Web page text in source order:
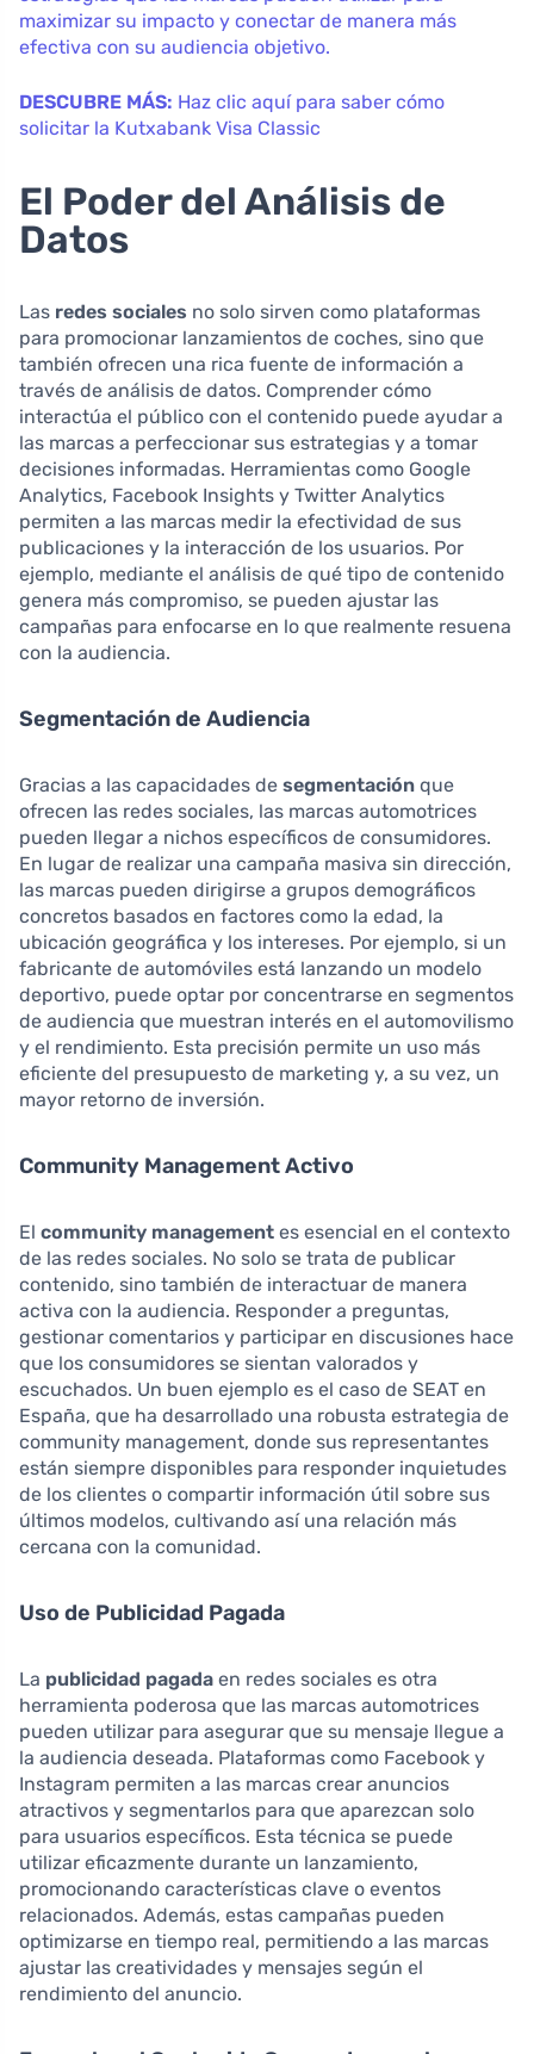
maximizar su impacto y conectar de manera más
efectiva con su audiencia objetivo.
DESCUBRE MÁS: Haz clic aquí para saber cómo
solicitar la Kutxabank Visa Classic
El Poder del Análisis de
Datos
Las redes sociales no solo sirven como plataformas
para promocionar lanzamientos de coches, sino que
también ofrecen una rica fuente de información a
través de análisis de datos. Comprender cómo
interactúa el público con el contenido puede ayudar a
las marcas a perfeccionar sus estrategias y a tomar
decisiones informadas. Herramientas como Google
Analytics, Facebook Insights y Twitter Analytics
permiten a las marcas medir la efectividad de sus
publicaciones y la interacción de los usuarios. Por
ejemplo, mediante el análisis de qué tipo de contenido
genera más compromiso, se pueden ajustar las
campañas para enfocarse en lo que realmente resuena
con la audiencia.
Segmentación de Audiencia
Gracias a las capacidades de segmentación que
ofrecen las redes sociales, las marcas automotrices
pueden llegar a nichos específicos de consumidores.
En lugar de realizar una campaña masiva sin dirección,
las marcas pueden dirigirse a grupos demográficos
concretos basados en factores como la edad, la
ubicación geográfica y los intereses. Por ejemplo, si un
fabricante de automóviles está lanzando un modelo
deportivo, puede optar por concentrarse en segmentos
de audiencia que muestran interés en el automovilismo
y el rendimiento. Esta precisión permite un uso más
eficiente del presupuesto de marketing y, a su vez, un
mayor retorno de inversión.
Community Management Activo
El community management es esencial en el contexto
de las redes sociales. No solo se trata de publicar
contenido, sino también de interactuar de manera
activa con la audiencia. Responder a preguntas,
gestionar comentarios y participar en discusiones hace
que los consumidores se sientan valorados y
escuchados. Un buen ejemplo es el caso de SEAT en
España, que ha desarrollado una robusta estrategia de
community management, donde sus representantes
están siempre disponibles para responder inquietudes
de los clientes o compartir información útil sobre sus
últimos modelos, cultivando así una relación más
cercana con la comunidad.
Uso de Publicidad Pagada
La publicidad pagada en redes sociales es otra
herramienta poderosa que las marcas automotrices
pueden utilizar para asegurar que su mensaje llegue a
la audiencia deseada. Plataformas como Facebook y
Instagram permiten a las marcas crear anuncios
atractivos y segmentarlos para que aparezcan solo
para usuarios específicos. Esta técnica se puede
utilizar eficazmente durante un lanzamiento,
promocionando características clave o eventos
relacionados. Además, estas campañas pueden
optimizarse en tiempo real, permitiendo a las marcas
ajustar las creatividades y mensajes según el
rendimiento del anuncio.